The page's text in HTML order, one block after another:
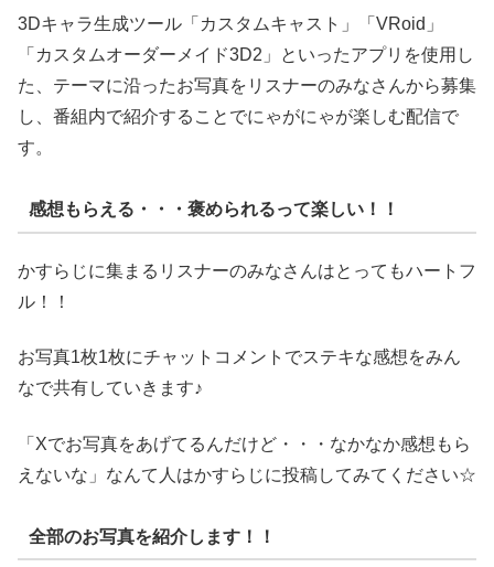
3Dキャラ生成ツール「カスタムキャスト」「VRoid」
「カスタムオーダーメイド3D2」といったアプリを使用し
た、テーマに沿ったお写真をリスナーのみなさんから募集
し、番組内で紹介することでにゃがにゃが楽しむ配信で
す。
感想もらえる・・・褒められるって楽しい！！
かすらじに集まるリスナーのみなさんはとってもハートフ
ル！！
お写真1枚1枚にチャットコメントでステキな感想をみん
なで共有していきます♪
「Xでお写真をあげてるんだけど・・・なかなか感想もら
えないな」なんて人はかすらじに投稿してみてください☆
全部のお写真を紹介します！！